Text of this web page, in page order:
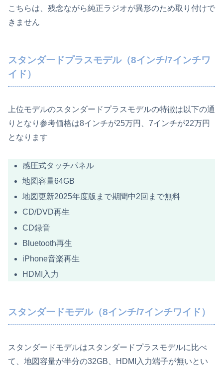
こちらは、残念ながら純正ラジオが異形のため取り付けで
きません
スタンダードプラスモデル（8インチ/7インチワ
イド）
上位モデルのスタンダードプラスモデルの特徴は以下の通
りとなり参考価格は8インチが25万円、7インチが22万円
となります
感圧式タッチパネル
地図容量64GB
地図更新2025年度版まで期間中2回まで無料
CD/DVD再生
CD録音
Bluetooth再生
iPhone音楽再生
HDMI入力
スタンダードモデル（8インチ/7インチワイド）
スタンダードモデルはスタンダードプラスモデルに比べ
て、地図容量が半分の32GB、HDMI入力端子が無いとい